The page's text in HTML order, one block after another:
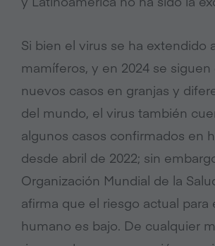
Si bien el virus se ha extendido
mamíferos, y en 2024 se
nuevos casos en granjas y
del mundo, el virus también
algunos casos confirmados en
desde abril de 2022; sin
Organización Mundial de la
afirma que el riesgo actual para
humano es bajo. De cualquier